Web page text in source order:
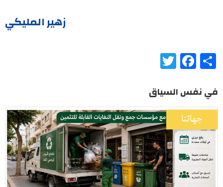
زهير المليكي
Share
Facebook
في نفس السياق
جهاتنا